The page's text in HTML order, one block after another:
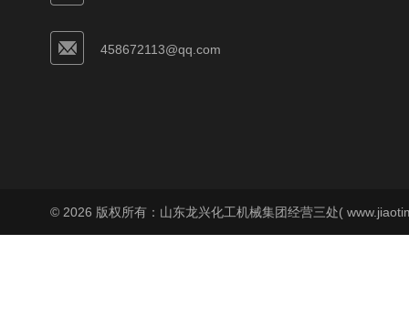
458672113@qq.com
© 2026 版权所有：山东龙兴化工机械集团经营三处(